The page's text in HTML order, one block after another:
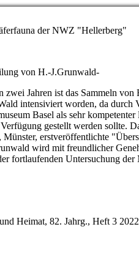
der NWZ "Hellerberg"
von H.-J.Grunwald-
zwei Jahren ist das Sammeln
intensiviert worden, da durch
Basel als sehr
gestellt werden sollte.
, Münster, erstveröffentlichte
wird mit freundlicher
fortlaufenden Untersuchung der
Heimat, 82. Jahrg., Heft 3 2022